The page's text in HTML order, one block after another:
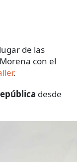
de las
con el
.
desde